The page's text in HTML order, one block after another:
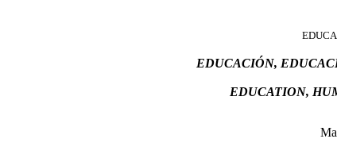
EDUCACIÓN,
EDUCATION,